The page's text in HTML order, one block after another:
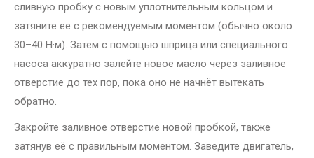
сливную пробку с новым уплотнительным кольцом и
затяните её с рекомендуемым моментом (обычно около
30–40 Н·м). Затем с помощью шприца или специального
насоса аккуратно залейте новое масло через заливное
отверстие до тех пор, пока оно не начнёт вытекать
обратно.
Закройте заливное отверстие новой пробкой, также
затянув её с правильным моментом. Заведите двигатель,